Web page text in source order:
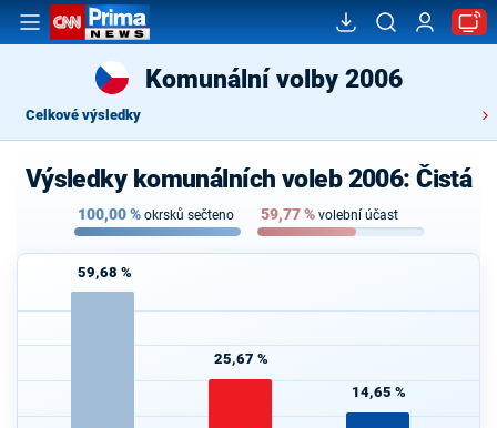
Komunální volby 2006
Celkové výsledky
Výsledky komunálních voleb 2006: Čistá
100,00% okrsků sečteno 59,77% volební účast
59,68 %
25,67 %
14,65 %